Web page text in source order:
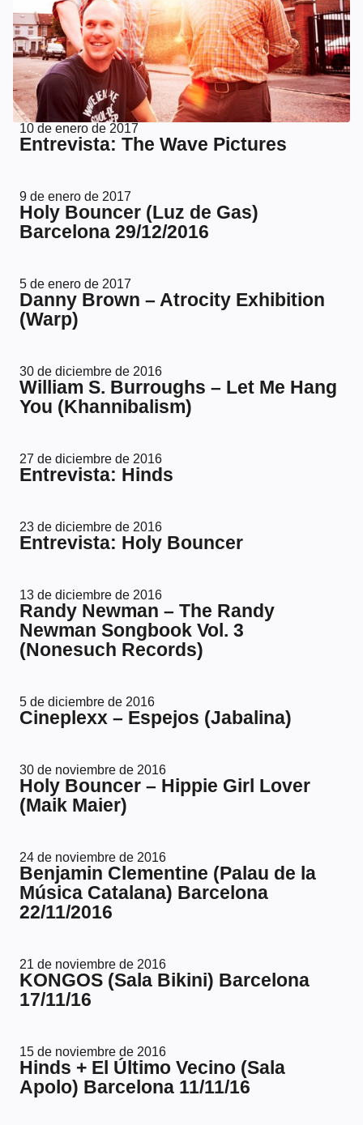
10 de enero de 2017
Entrevista: The Wave Pictures
9 de enero de 2017
Holy Bouncer (Luz de Gas)
Barcelona 29/12/2016
5 de enero de 2017
Danny Brown – Atrocity Exhibition
(Warp)
30 de diciembre de 2016
William S. Burroughs – Let Me Hang
You (Khannibalism)
27 de diciembre de 2016
Entrevista: Hinds
23 de diciembre de 2016
Entrevista: Holy Bouncer
13 de diciembre de 2016
Randy Newman – The Randy
Newman Songbook Vol. 3
(Nonesuch Records)
5 de diciembre de 2016
Cineplexx – Espejos (Jabalina)
30 de noviembre de 2016
Holy Bouncer – Hippie Girl Lover
(Maik Maier)
24 de noviembre de 2016
Benjamin Clementine (Palau de la
Música Catalana) Barcelona
22/11/2016
21 de noviembre de 2016
KONGOS (Sala Bikini) Barcelona
17/11/16
15 de noviembre de 2016
Hinds + El Último Vecino (Sala
Apolo) Barcelona 11/11/16